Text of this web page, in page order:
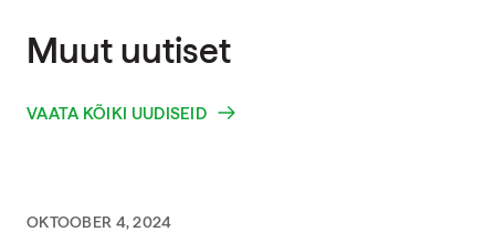
Muut uutiset
VAATA KÕIKI UUDISEID
OKTOOBER 4, 2024